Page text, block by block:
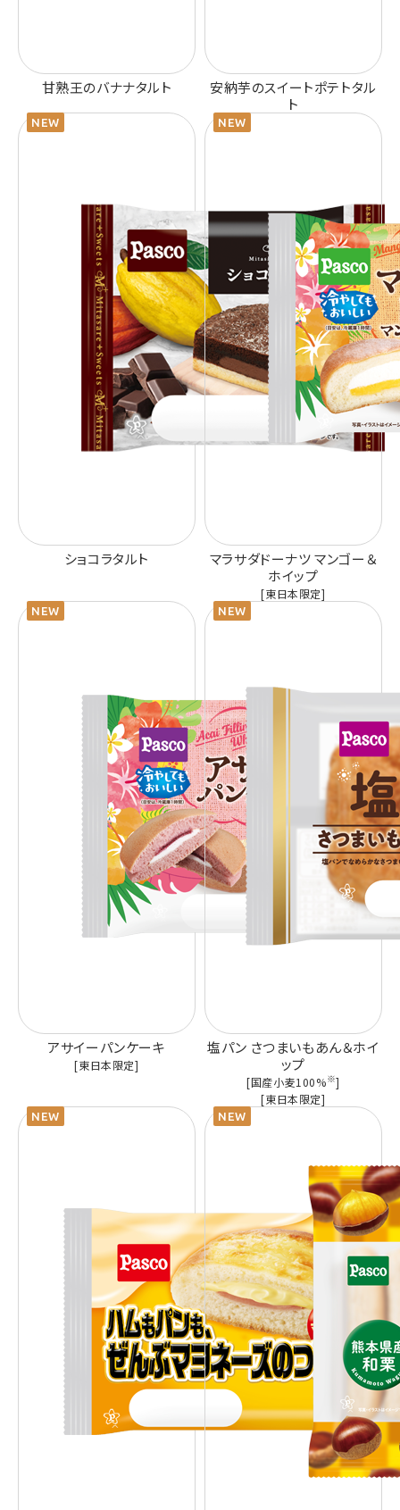
甘熟王のバナナタルト
安納芋のスイートポテトタル
ト
ショコラタルト
マラサダドーナツ マンゴー＆
ホイップ
[東日本限定]
アサイーパンケーキ
[東日本限定]
塩パン さつまいもあん＆ホイ
ップ
[国産小麦100%※]
[東日本限定]